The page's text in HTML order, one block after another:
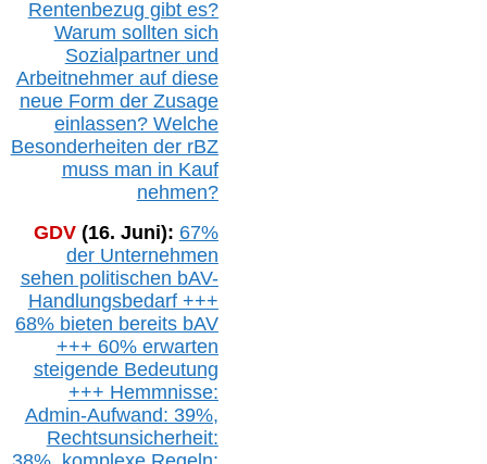
Rentenbezug gibt es?
Warum sollten sich
Sozialpartner und
Arbeitnehmer auf diese
neue Form der Zusage
einlassen? Welche
Besonderheiten der rBZ
muss man in Kauf
nehmen?
GDV (16. Juni): 67%
der Unternehmen
sehen politischen bAV-
Handlungsbedarf +++
68% bieten bereits bAV
+++ 60% erwarten
steigende Bedeutung
+++ Hemmnisse:
Admin-Aufwand: 39%,
Rechtsunsicherheit: